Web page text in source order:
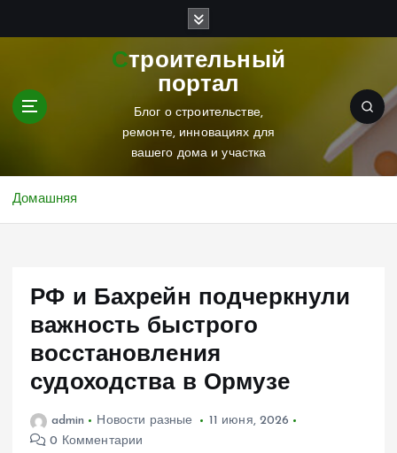
Строительный
портал
Блог о строительстве,
ремонте, инновациях для
вашего дома и участка
Домашняя
РФ и Бахрейн подчеркнули
важность быстрого
восстановления
судоходства в Ормузе
admin Новости разные
11 июня, 2026
0 Комментарии